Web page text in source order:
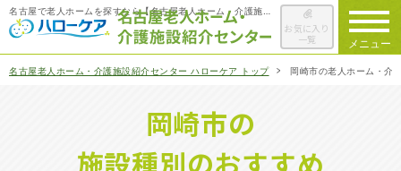
メニュー
お気に入り
一覧
老人ホームを検索する
名古屋老人ホーム・介護施設紹介センター ハローケア トップ 岡崎市の老人ホーム・介
岡崎市の
施設種別のおすすめ